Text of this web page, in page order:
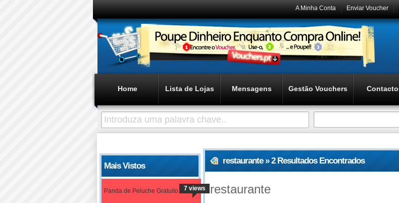
Enviar Voucher
A Minha Conta
Home Lista de Lojas Mensagens Gestão Vouchers
Mais Vistos
Panda de Peluche Gratuito 7 views
restaurante » 2 Resultados Encontrados
restaurante